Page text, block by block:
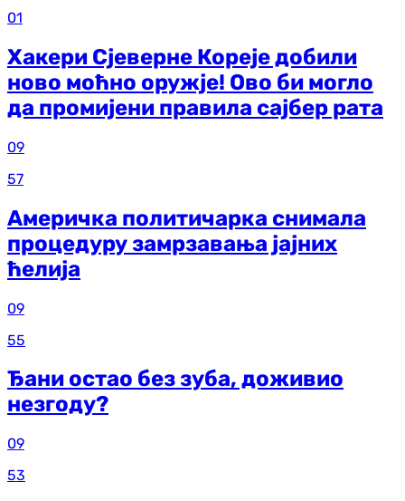
01
Хакери Сјеверне Кореје добили
ново моћно оружје! Ово би могло
да промијени правила сајбер рата
09
57
Америчка политичарка снимала
процедуру замрзавања јајних
ћелија
09
55
Ђани остао без зуба, доживио
незгоду?
09
53